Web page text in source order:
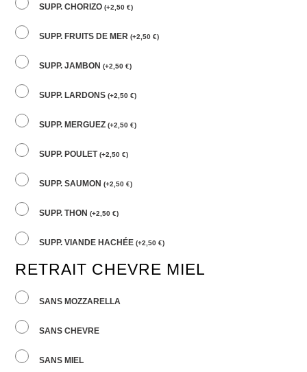
SUPP. CHORIZO(+2,50€)
SUPP. FRUITS DE MER(+2,50€)
SUPP. JAMBON(+2,50€)
SUPP. LARDONS(+2,50€)
SUPP. MERGUEZ(+2,50€)
SUPP. POULET(+2,50€)
SUPP. SAUMON(+2,50€)
SUPP. THON(+2,50€)
SUPP. VIANDE HACHÉE(+2,50€)
RETRAIT CHEVRE MIEL
SANS MOZZARELLA
SANS CHEVRE
SANS MIEL